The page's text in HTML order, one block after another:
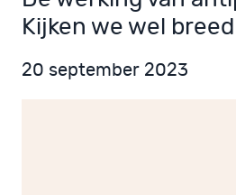
Kijken we wel
20 september 2023